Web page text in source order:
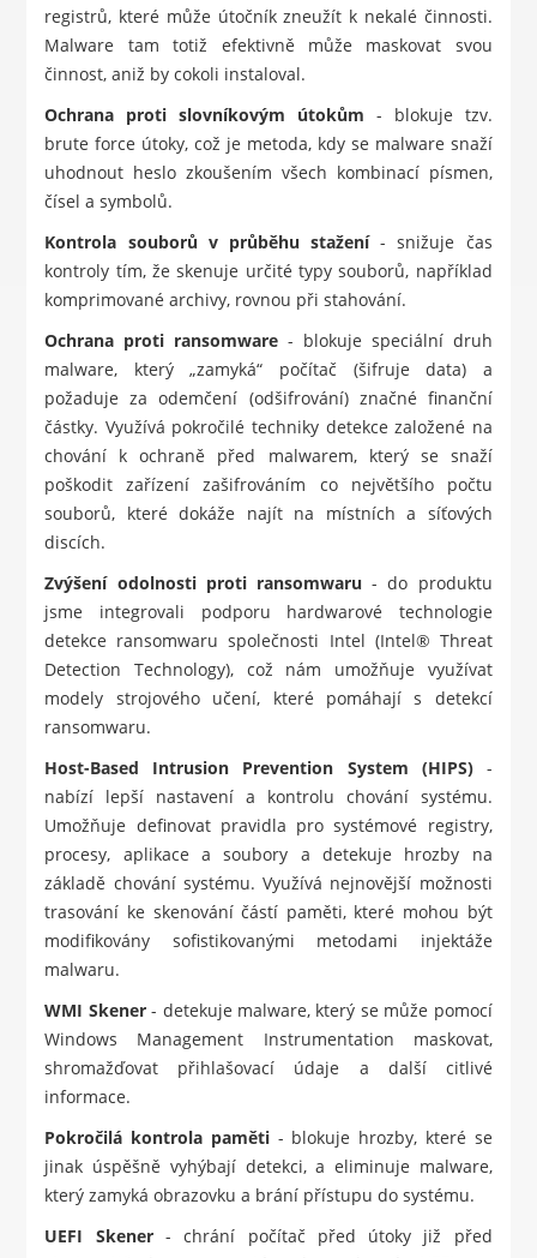
registrů, které může útočník zneužít k nekalé činnosti.
Malware tam totiž efektivně může maskovat svou
činnost, aniž by cokoli instaloval.
Ochrana proti slovníkovým útokům - blokuje tzv.
brute force útoky, což je metoda, kdy se malware snaží
uhodnout heslo zkoušením všech kombinací písmen,
čísel a symbolů.
Kontrola souborů v průběhu stažení- snižuje čas
kontroly tím, že skenuje určité typy souborů, například
komprimované archivy, rovnou při stahování.
Ochrana proti ransomware - blokuje speciální druh
malware, který „zamyká“ počítač (šifruje data) a
požaduje za odemčení (odšifrování) značné finanční
částky. Využívá pokročilé techniky detekce založené na
chování k ochraně před malwarem, který se snaží
poškodit zařízení zašifrováním co největšího počtu
souborů, které dokáže najít na místních a síťových
discích.
Zvýšení odolnosti proti ransomwaru - do produktu
jsme integrovali podporu hardwarové technologie
detekce ransomwaru společnosti Intel (Intel® Threat
Detection Technology), což nám umožňuje využívat
modely strojového učení, které pomáhají s detekcí
ransomwaru.
Host-Based Intrusion Prevention System (HIPS)-
nabízí lepší nastavení a kontrolu chování systému.
Umožňuje definovat pravidla pro systémové registry,
procesy, aplikace a soubory a detekuje hrozby na
základě chování systému. Využívá nejnovější možnosti
trasování ke skenování částí paměti, které mohou být
modifikovány sofistikovanými metodami injektáže
malwaru.
WMI Skener- detekuje malware, který se může pomocí
Windows Management Instrumentation maskovat,
shromažďovat přihlašovací údaje a další citlivé
informace.
Pokročilá kontrola paměti- blokuje hrozby, které se
jinak úspěšně vyhýbají detekci, a eliminuje malware,
který zamyká obrazovku a brání přístupu do systému.
UEFI Skener- chrání počítač před útoky již před